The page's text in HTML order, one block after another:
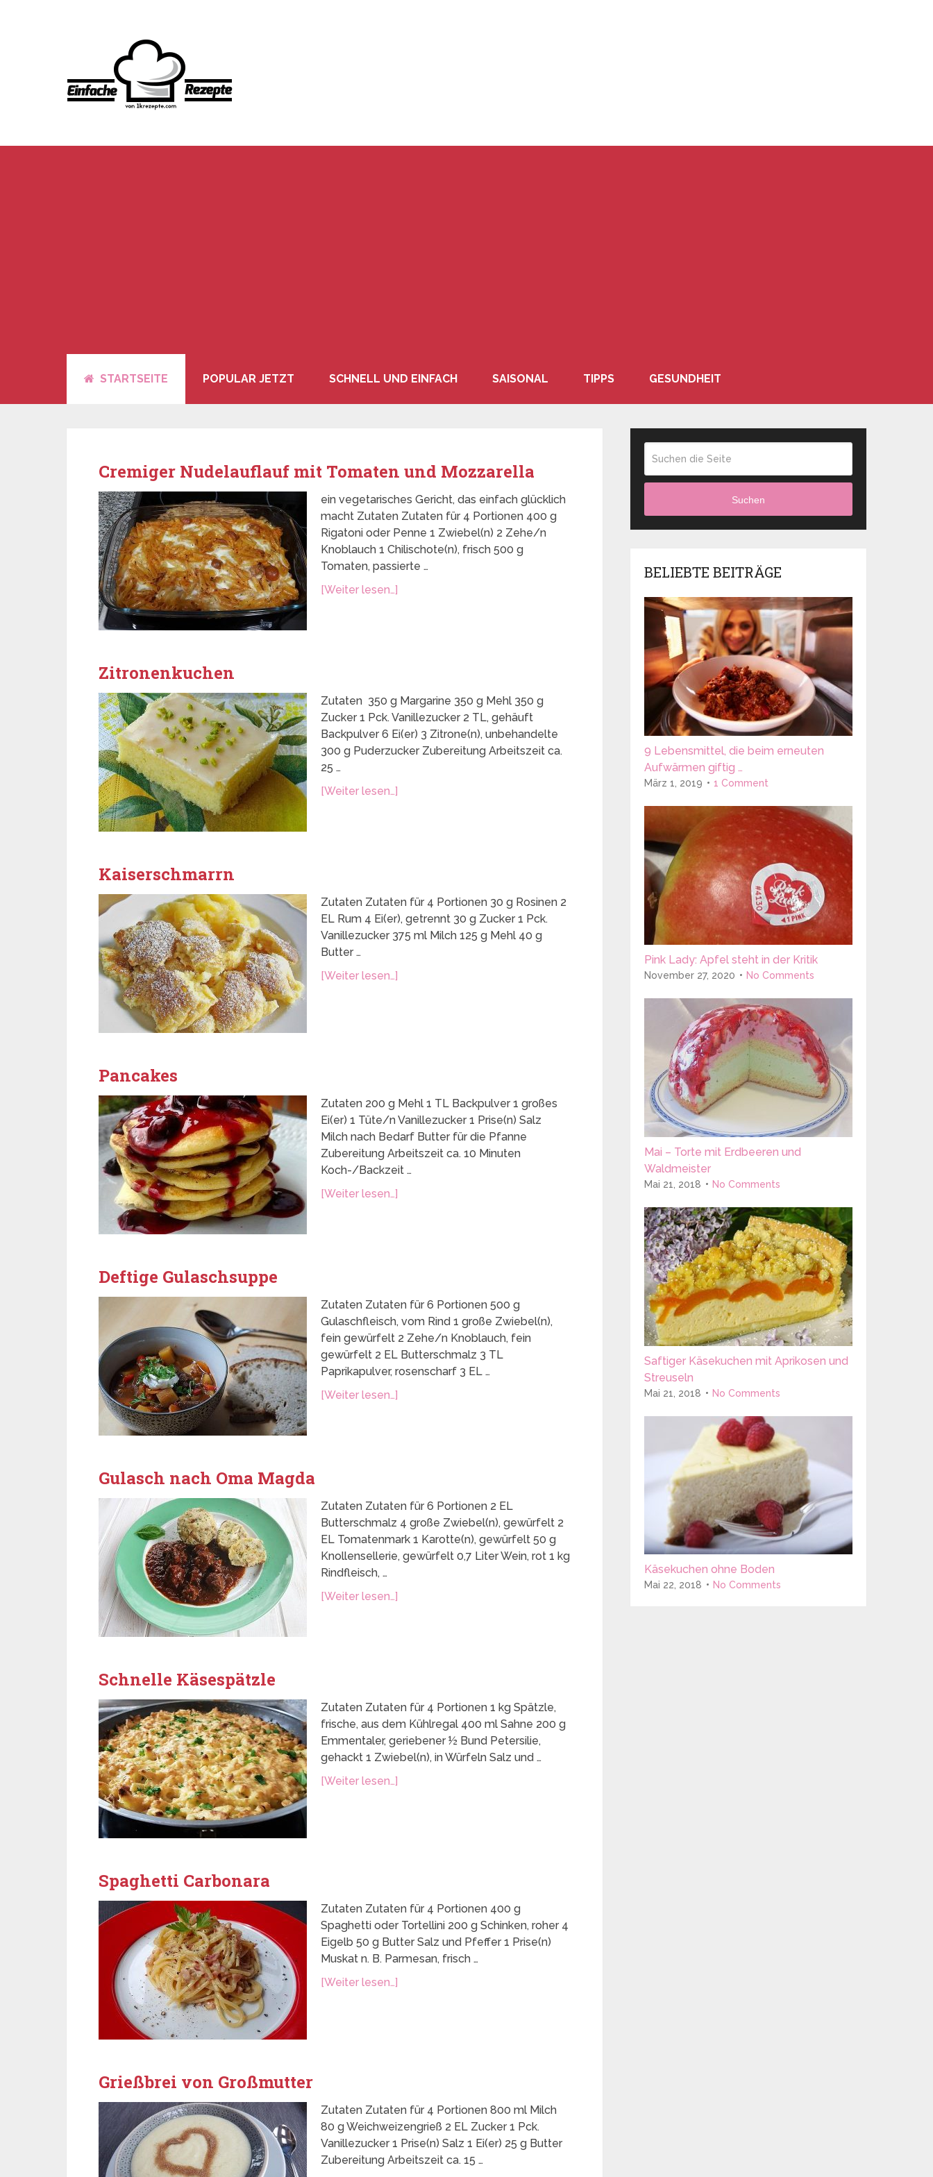
STARTSEITE POPULAR JETZT SCHNELL UND EINFACH SAISONAL TIPPS GESUNDHEIT
Cremiger Nudelauflauf mit Tomaten und Mozzarella
ein vegetarisches Gericht, das einfach glücklich
macht Zutaten Zutaten für 4 Portionen 400 g
Rigatoni oder Penne 1 Zwiebel(n) 2 Zehe/n
Knoblauch 1 Chilischote(n), frisch 500 g
Tomaten, passierte …
[Weiter lesen…]
Zitronenkuchen
Zutaten 350 g Margarine 350 g Mehl 350 g
Zucker 1 Pck. Vanillezucker 2 TL, gehäuft
Backpulver 6 Ei(er) 3 Zitrone(n), unbehandelte
300 g Puderzucker Zubereitung Arbeitszeit ca.
25 …
[Weiter lesen…]
Kaiserschmarrn
Zutaten Zutaten für 4 Portionen 30 g Rosinen 2
EL Rum 4 Ei(er), getrennt 30 g Zucker 1 Pck.
Vanillezucker 375 ml Milch 125 g Mehl 40 g
Butter …
[Weiter lesen…]
Pancakes
Zutaten 200 g Mehl 1 TL Backpulver 1 großes
Ei(er) 1 Tüte/n Vanillezucker 1 Prise(n) Salz
Milch nach Bedarf Butter für die Pfanne
Zubereitung Arbeitszeit ca. 10 Minuten
Koch-/Backzeit …
[Weiter lesen…]
Deftige Gulaschsuppe
Zutaten Zutaten für 6 Portionen 500 g
Gulaschfleisch, vom Rind 1 große Zwiebel(n),
fein gewürfelt 2 Zehe/n Knoblauch, fein
gewürfelt 2 EL Butterschmalz 3 TL
Paprikapulver, rosenscharf 3 EL …
[Weiter lesen…]
Gulasch nach Oma Magda
Zutaten Zutaten für 6 Portionen 2 EL
Butterschmalz 4 große Zwiebel(n), gewürfelt 2
EL Tomatenmark 1 Karotte(n), gewürfelt 50 g
Knollensellerie, gewürfelt 0,7 Liter Wein, rot 1 kg
Rindfleisch, …
[Weiter lesen…]
Schnelle Käsespätzle
Zutaten Zutaten für 4 Portionen 1 kg Spätzle,
frische, aus dem Kühlregal 400 ml Sahne 200 g
Emmentaler, geriebener ½ Bund Petersilie,
gehackt 1 Zwiebel(n), in Würfeln Salz und …
[Weiter lesen…]
Spaghetti Carbonara
Zutaten Zutaten für 4 Portionen 400 g
Spaghetti oder Tortellini 200 g Schinken, roher 4
Eigelb 50 g Butter Salz und Pfeffer 1 Prise(n)
Muskat n. B. Parmesan, frisch …
[Weiter lesen…]
Grießbrei von Großmutter
Zutaten Zutaten für 4 Portionen 800 ml Milch
80 g Weichweizengrieß 2 EL Zucker 1 Pck.
Vanillezucker 1 Prise(n) Salz 1 Ei(er) 25 g Butter
Zubereitung Arbeitszeit ca. 15 …
Suchen
BELIEBTE BEITRÄGE
9 Lebensmittel, die beim erneuten
Aufwärmen giftig …
März 1, 2019 1 Comment
Pink Lady: Apfel steht in der Kritik
November 27, 2020 No Comments
Mai – Torte mit Erdbeeren und
Waldmeister
Mai 21, 2018 No Comments
Saftiger Käsekuchen mit Aprikosen und
Streuseln
Mai 21, 2018 No Comments
Käsekuchen ohne Boden
Mai 22, 2018 No Comments